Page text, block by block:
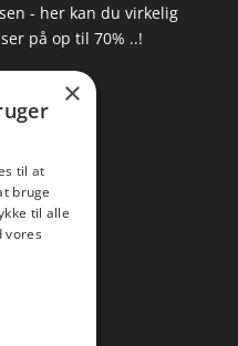
- her kan du virkelig
på op til 70% ..!
×
til at
bruge
til alle
vores